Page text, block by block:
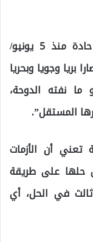
وكانت المنطقة الخليجية شهدت أزمة حادة منذ 5 يونيو/
بريا وجويا وبحريا
نفته الدوحة،
المستقل”.
أن الأزمات
حلها على طريقة
في الحل، أي